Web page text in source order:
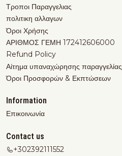
Τροποι Παραγγελιας
πολιτικη αλλαγων
Όροι Χρήσης
ΑΡΙΘΜΟΣ ΓΕΜΗ 172412606000
Refund Policy
Αίτημα υπαναχώρησης παραγγελίας
Όροι Προσφορών & Εκπτώσεων
Information
Επικοινωνία
Contact us
+302392111552